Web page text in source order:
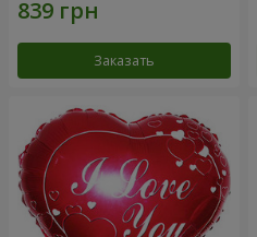
Заказать